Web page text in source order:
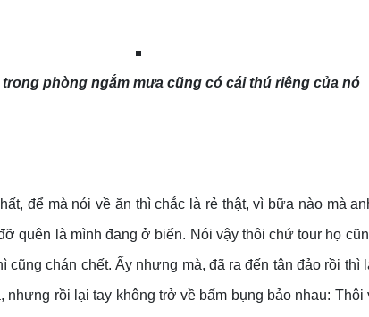
phòng ngắm mưa cũng có cái thú riêng của nó
để mà nói về ăn thì chắc là rẻ thật, vì bữa nào mà
quên là mình đang ở biển. Nói vậy thôi chứ tour họ
chán chết. Ấy nhưng mà, đã ra đến tận đảo rồi thì
rồi lại tay không trở về bấm bụng bảo nhau: